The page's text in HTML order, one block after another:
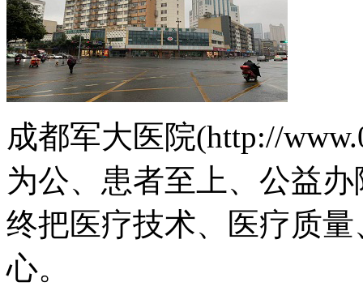
成都军大医院(http://
为公、患者至上、公益
终把医疗技术、医疗质
心。